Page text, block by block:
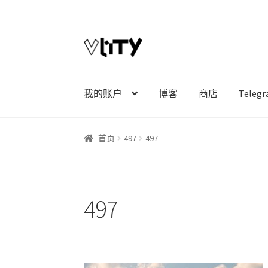
to
navigation
to
content
我的账户 博客 商店
首页 497 497
497